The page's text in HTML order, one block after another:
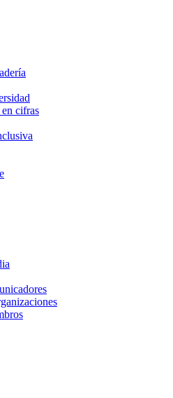
cifras